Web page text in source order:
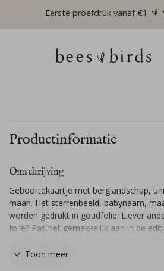
Eerste proefdruk vanaf €1
Productinformatie
Omschrijving
Geboortekaartje met berglandschap,
maan. Het sterrenbeeld, babynaam,
worden gedrukt in goudfolie. Liever
folie? Pas het gemakkelijk aan in de
berichtje en ik help je graag!
Toon meer